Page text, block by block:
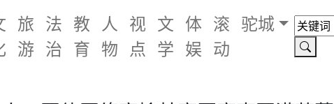
旅
游
法
治
教
育
人
物
视
点
文
学
体
娱
滚
动
驼城